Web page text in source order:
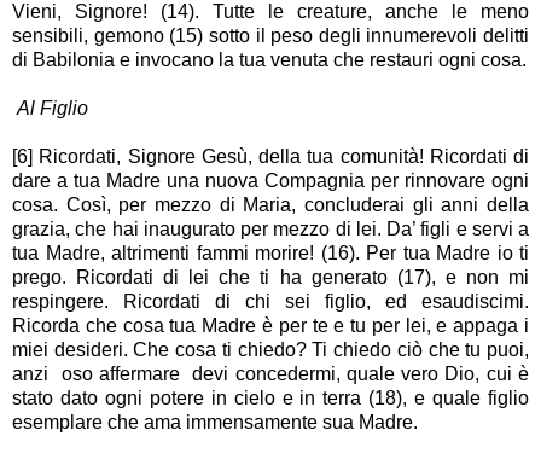
Vieni, Signore! (14). Tutte le creature, anche le meno
sensibili, gemono (15) sotto il peso degli innumerevoli delitti
di Babilonia e invocano la tua venuta che restauri ogni cosa.
Al Figlio
[6] Ricordati, Signore Gesù, della tua comunità! Ricordati di
dare a tua Madre una nuova Compagnia per rinnovare ogni
cosa. Così, per mezzo di Maria, concluderai gli anni della
grazia, che hai inaugurato per mezzo di lei. Da’ figli e servi a
tua Madre, altrimenti fammi morire! (16). Per tua Madre io ti
prego. Ricordati di lei che ti ha generato (17), e non mi
respingere. Ricordati di chi sei figlio, ed esaudiscimi.
Ricorda che cosa tua Madre è per te e tu per lei, e appaga i
miei desideri. Che cosa ti chiedo? Ti chiedo ciò che tu puoi,
anzi ­ oso affermare ­ devi concedermi, quale vero Dio, cui è
stato dato ogni potere in cielo e in terra (18), e quale figlio
esemplare che ama immensamente sua Madre.